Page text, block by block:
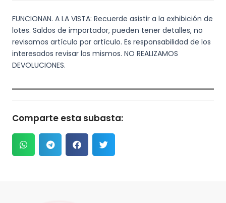
FUNCIONAN. A LA VISTA: Recuerde asistir a la exhibición de
lotes. Saldos de importador, pueden tener detalles, no
revisamos artículo por artículo. Es responsabilidad de los
interesados revisar los mismos. NO REALIZAMOS
DEVOLUCIONES.
Comparte esta subasta: